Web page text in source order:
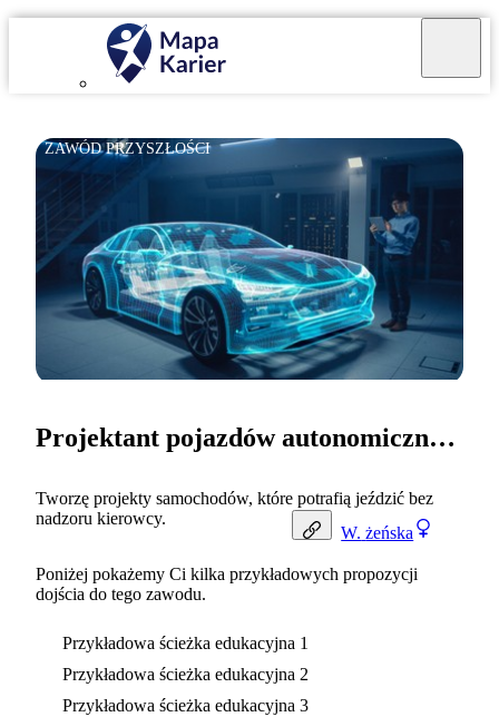
ZAWÓD PRZYSZŁOŚCI
W. żeńska
Projektant pojazdów autonomicznych
Tworzę projekty samochodów, które potrafią jeździć bez
nadzoru kierowcy.
Poniżej pokażemy Ci kilka przykładowych propozycji
dojścia do tego zawodu.
Przykładowa ścieżka edukacyjna 1
Przykładowa ścieżka edukacyjna 2
Przykładowa ścieżka edukacyjna 3